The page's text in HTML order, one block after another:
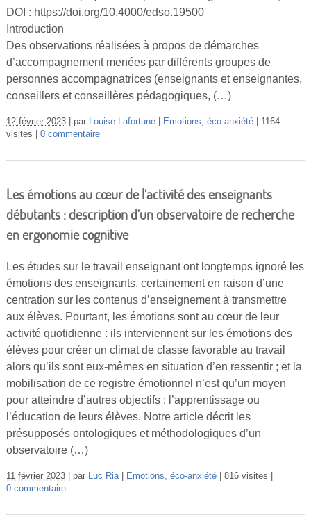
DOI : https://doi.org/10.4000/edso.19500
Introduction
Des observations réalisées à propos de démarches
d’accompagnement menées par différents groupes de
personnes accompagnatrices (enseignants et enseignantes,
conseillers et conseillères pédagogiques, (…)
12 février 2023 par Louise Lafortune Emotions, éco-anxiété
1164
visites
0 commentaire
Les émotions au cœur de l’activité des enseignants
débutants : description d’un observatoire de recherche
en ergonomie cognitive
Les études sur le travail enseignant ont longtemps ignoré les
émotions des enseignants, certainement en raison d’une
centration sur les contenus d’enseignement à transmettre
aux élèves. Pourtant, les émotions sont au cœur de leur
activité quotidienne : ils interviennent sur les émotions des
élèves pour créer un climat de classe favorable au travail
alors qu’ils sont eux-mêmes en situation d’en ressentir ; et la
mobilisation de ce registre émotionnel n’est qu’un moyen
pour atteindre d’autres objectifs : l’apprentissage ou
l’éducation de leurs élèves. Notre article décrit les
présupposés ontologiques et méthodologiques d’un
observatoire (…)
11 février 2023 par Luc Ria Emotions, éco-anxiété
816 visites
0 commentaire